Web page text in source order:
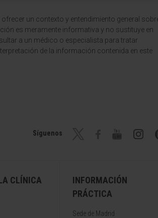
un contexto y entendimiento general
es meramente informativa y no sustituye en
a un médico o especialista para tratar
de la información contenida en este
Síguenos
CLÍNICA
INFORMACIÓN
PRÁCTICA
Sede de Madrid